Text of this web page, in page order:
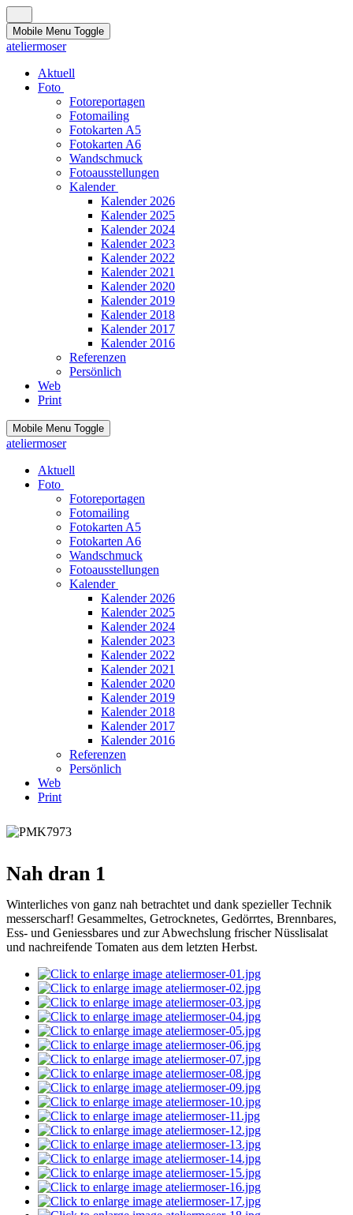
Mobile Menu Toggle
ateliermoser
Aktuell
Foto
Fotoreportagen
Fotomailing
Fotokarten A5
Fotokarten A6
Wandschmuck
Fotoausstellungen
Kalender
Kalender 2026
Kalender 2025
Kalender 2024
Kalender 2023
Kalender 2022
Kalender 2021
Kalender 2020
Kalender 2019
Kalender 2018
Kalender 2017
Kalender 2016
Referenzen
Persönlich
Web
Print
Mobile Menu Toggle
ateliermoser
Aktuell
Foto
Fotoreportagen
Fotomailing
Fotokarten A5
Fotokarten A6
Wandschmuck
Fotoausstellungen
Kalender
Kalender 2026
Kalender 2025
Kalender 2024
Kalender 2023
Kalender 2022
Kalender 2021
Kalender 2020
Kalender 2019
Kalender 2018
Kalender 2017
Kalender 2016
Referenzen
Persönlich
Web
Print
Nah dran 1
Winterliches von ganz nah betrachtet und dank spezieller Technik
messerscharf! Gesammeltes, Getrocknetes, Gedörrtes, Brennbares,
Ess- und Geniessbares und zur Abwechslung frischer Nüsslisalat
und nachreifende Tomaten aus dem letzten Herbst.